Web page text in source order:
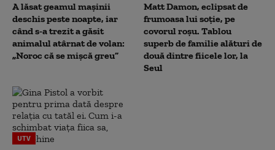
A lăsat geamul mașinii
deschis peste noapte, iar
când s-a trezit a găsit
animalul atârnat de volan:
„Noroc că se mișcă greu”
Matt Damon, eclipsat de
frumoasa lui soție, pe
covorul roșu. Tablou
superb de familie alături de
două dintre fiicele lor, la
Seul
UTV